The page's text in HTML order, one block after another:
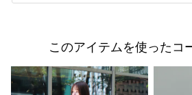
このアイテムを使ったコ